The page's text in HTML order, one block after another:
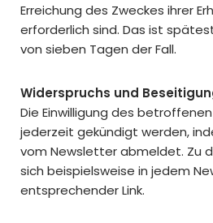
Erreichung des Zweckes ihrer
erforderlich sind. Das ist
von sieben Tagen der Fall.
Widerspruchs und
Die Einwilligung des
jederzeit gekündigt werden,
vom Newsletter abmeldet. Zu
sich beispielsweise in jedem
entsprechender Link.